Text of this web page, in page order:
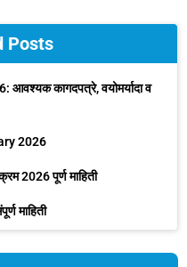
Posts
कागदपत्रे, वयोमर्यादा व
2026
2026 पूर्ण माहिती
माहिती